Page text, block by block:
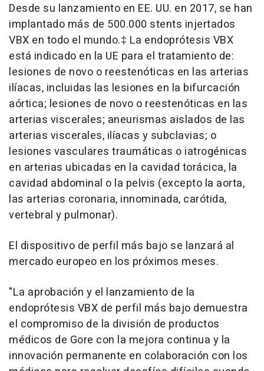
Desde su lanzamiento en EE. UU. en 2017, se han
implantado más de 500.000 stents injertados
VBX en todo el mundo.‡ La endoprótesis VBX
está indicado en la UE para el tratamiento de:
lesiones de novo o reestenóticas en las arterias
ilíacas, incluidas las lesiones en la bifurcación
aórtica; lesiones de novo o reestenóticas en las
arterias viscerales; aneurismas aislados de las
arterias viscerales, ilíacas y subclavias; o
lesiones vasculares traumáticas o iatrogénicas
en arterias ubicadas en la cavidad torácica, la
cavidad abdominal o la pelvis (excepto la aorta,
las arterias coronaria, innominada, carótida,
vertebral y pulmonar).
El dispositivo de perfil más bajo se lanzará al
mercado europeo en los próximos meses.
"La aprobación y el lanzamiento de la
endoprótesis VBX de perfil más bajo demuestra
el compromiso de la división de productos
médicos de Gore con la mejora continua y la
innovación permanente en colaboración con los